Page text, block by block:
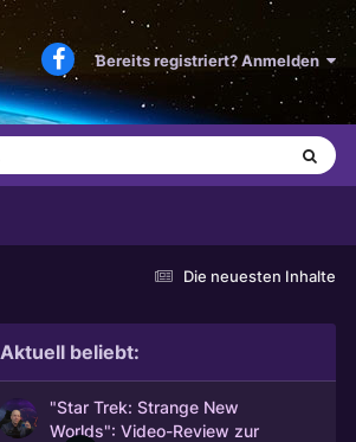
Bereits registriert? Anmelden
Die neuesten Inhalte
Aktuell beliebt:
"Star Trek: Strange New
Worlds": Video-Review zur